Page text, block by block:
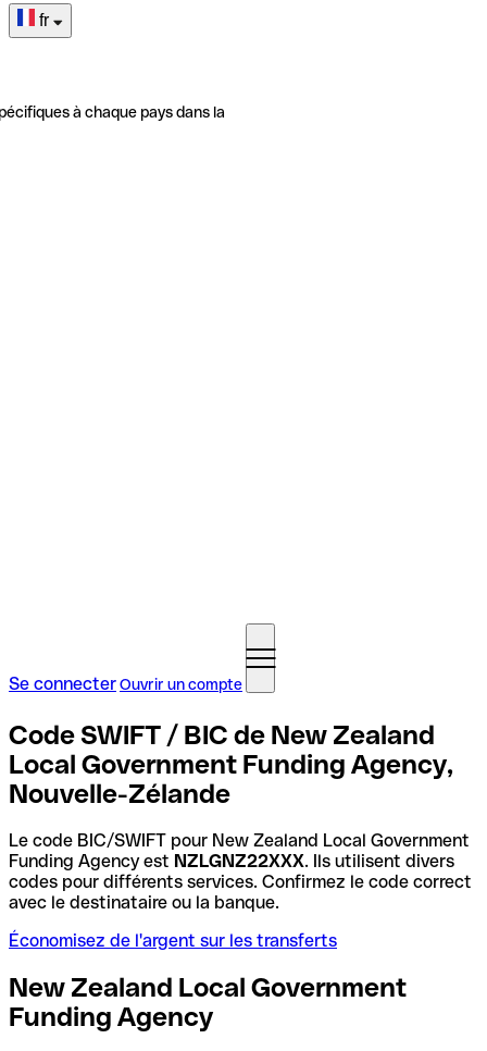
fr
à chaque pays dans la
Se connecterOuvrir un compte
Code SWIFT / BIC de New Zealand
Local Government Funding Agency,
Nouvelle-Zélande
Le code BIC/SWIFT pour New Zealand Local Government
Funding Agency est NZLGNZ22XXX. Ils utilisent divers
codes pour différents services. Confirmez le code correct
avec le destinataire ou la banque.
Économisez de l'argent sur les transferts
New Zealand Local Government
Funding Agency